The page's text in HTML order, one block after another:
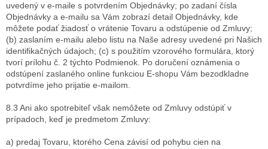
uvedený v e-maile s potvrdením Objednávky; po zadaní čísla
Objednávky a e-mailu sa Vám zobrazí detail Objednávky, kde
môžete podať žiadosť o vrátenie Tovaru a odstúpenie od Zmluvy;
(b) zaslaním e-mailu alebo listu na Naše adresy uvedené pri Našich
identifikačných údajoch; (c) s použitím vzorového formulára, ktorý
tvorí prílohu č. 2 týchto Podmienok. Po doručení oznámenia o
odstúpení zaslaného online funkciou E-shopu Vám bezodkladne
potvrdíme jeho prijatie e-mailom.
8.3 Ani ako spotrebiteľ však nemôžete od Zmluvy odstúpiť v
prípadoch, keď je predmetom Zmluvy:
a) predaj Tovaru, ktorého Cena závisí od pohybu cien na